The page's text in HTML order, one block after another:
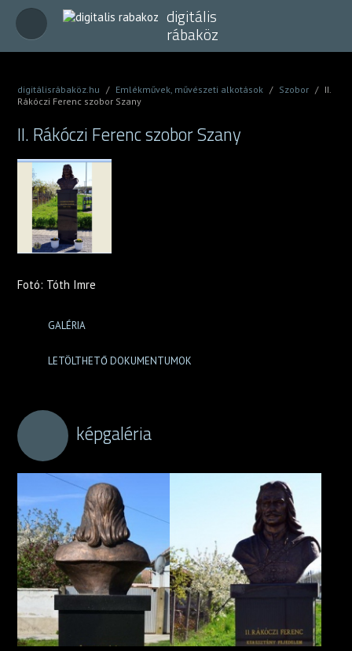
digitális
rábaköz
digitálisrábaköz.hu / Emlékművek, művészeti alkotások / Szobor / II.
Rákóczi Ferenc szobor Szany
II. Rákóczi Ferenc szobor Szany
Fotó: Tóth Imre
GALÉRIA
LETÖLTHETŐ DOKUMENTUMOK
képgaléria